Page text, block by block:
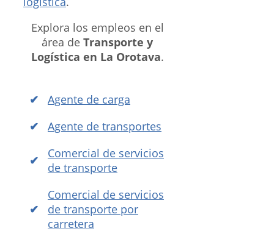
Explora los empleos en el
área deTransporte y
Logística en La Orotava.
Agente de carga
Agente de transportes
Comercial de servicios
de transporte
Comercial de servicios
de transporte por
carretera